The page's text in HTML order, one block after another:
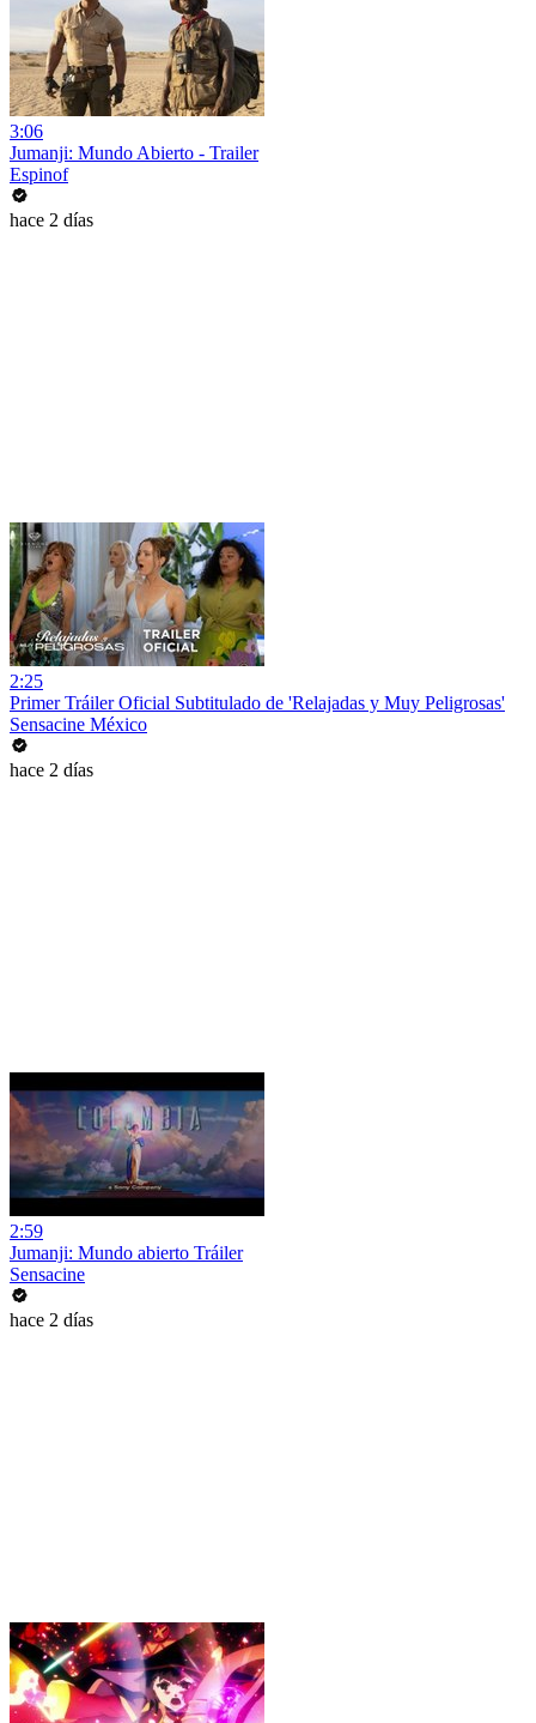
3:06
Jumanji: Mundo Abierto - Trailer
Espinof
hace 2 días
2:25
Primer Tráiler Oficial Subtitulado de 'Relajadas y Muy Peligrosas'
Sensacine México
hace 2 días
2:59
Jumanji: Mundo abierto Tráiler
Sensacine
hace 2 días